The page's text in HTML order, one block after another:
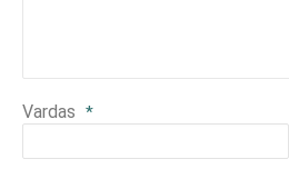
Vardas *